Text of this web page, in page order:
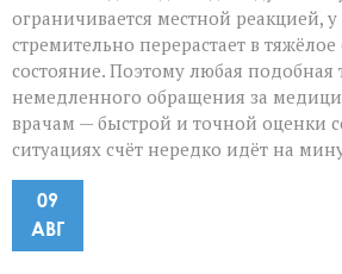
ограничивается местной реакцией,
стремительно перерастает в
состояние. Поэтому любая подобная
немедленного обращения за
врачам — быстрой и точной оценки
ситуациях счёт нередко идёт на
09
АВГ